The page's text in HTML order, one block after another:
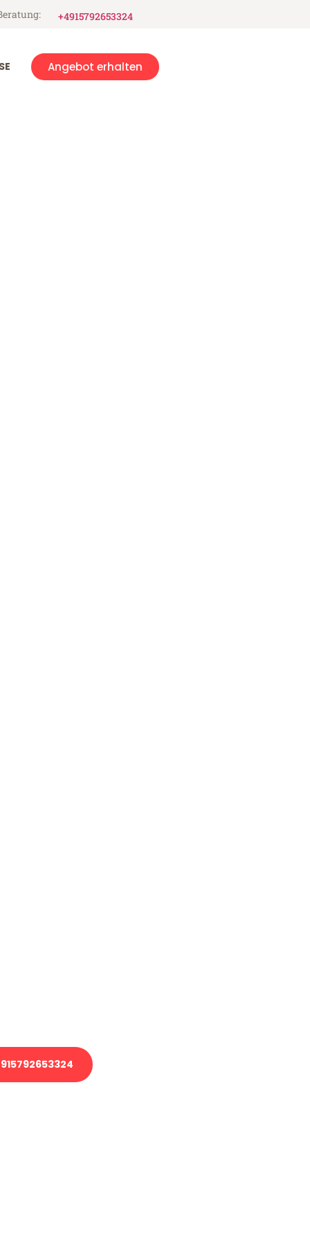
+4915792653324
Angebot erhalten